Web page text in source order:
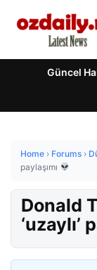
Güncel
Home › Forums ›
paylaşımı
Donald
‘uzaylı’